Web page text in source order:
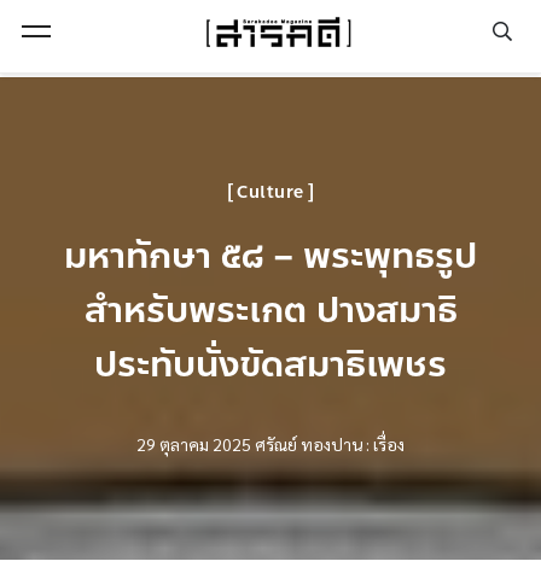
Culture
มหาทักษา ๕๘ – พระพุทธรูป
สำหรับพระเกต ปางสมาธิ
ประทับนั่งขัดสมาธิเพชร
29 ตุลาคม 2025 ศรัณย์ ทองปาน : เรื่อง